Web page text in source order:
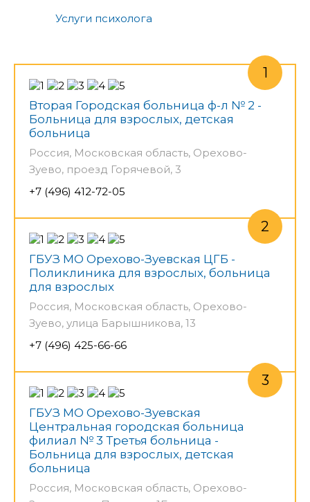
Услуги психолога
Вторая Городская больница ф-л № 2 -
Больница для взрослых, детская
больница
Россия, Московская область, Орехово-
Зуево, проезд Горячевой, 3
+7 (496) 412-72-05
ГБУЗ МО Орехово-Зуевская ЦГБ -
Поликлиника для взрослых, больница
для взрослых
Россия, Московская область, Орехово-
Зуево, улица Барышникова, 13
+7 (496) 425-66-66
ГБУЗ МО Орехово-Зуевская
Центральная городская больница
филиал № 3 Третья больница -
Больница для взрослых, детская
больница
Россия, Московская область, Орехово-